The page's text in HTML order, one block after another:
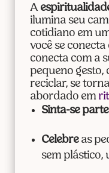
A
ilumina seu
cotidiano em
você se
conecta com a
pequeno gesto,
reciclar, se
abordado em
Sinta-se parte
Celebreas
sem plástico,